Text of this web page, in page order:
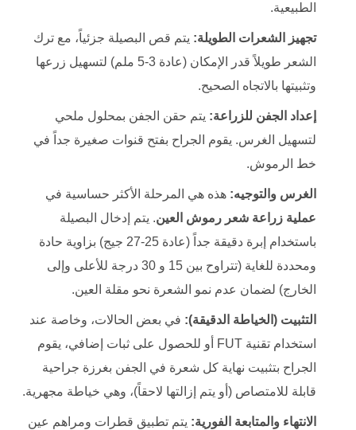
الطبيعية.
تجهيز الشعرات الطويلة: يتم قص البصيلة جزئياً، مع ترك
الشعر طويلاً قدر الإمكان (عادة 3-5 ملم) لتسهيل زرعها
وتثبيتها بالاتجاه الصحيح.
إعداد الجفن للزراعة: يتم حقن الجفن بمحلول ملحي
لتسهيل الغرس. يقوم الجراح بفتح قنوات صغيرة جداً في
خط الرموش.
الغرس والتوجيه: هذه هي المرحلة الأكثر حساسية في
عملية زراعة شعر رموش العين. يتم إدخال البصيلة
باستخدام إبرة دقيقة جداً (عادة 25-27 جيج) بزاوية حادة
ومحددة للغاية (تتراوح بين 15 و 30 درجة للأعلى وإلى
الخارج) لضمان عدم نمو الشعرة نحو مقلة العين.
التثبيت (الخياطة الدقيقة): في بعض الحالات، وخاصة عند
استخدام تقنية FUT أو للحصول على ثبات إضافي، يقوم
الجراح بتثبيت نهاية كل شعرة في الجفن بغرزة جراحية
قابلة للامتصاص (أو يتم إزالتها لاحقاً)، وهي خياطة مجهرية.
الانتهاء والمتابعة الفورية: يتم تطبيق قطرات ومراهم عين